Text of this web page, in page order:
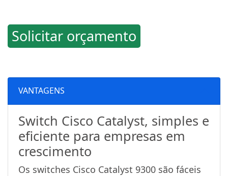
Solicitar orçamento
VANTAGENS
Switch Cisco Catalyst, simples e
eficiente para empresas em
crescimento
Os switches Cisco Catalyst 9300 são fáceis